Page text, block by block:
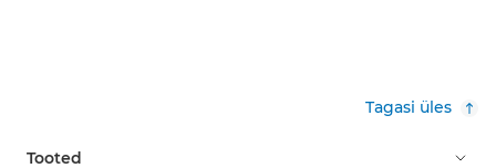
Tagasi üles
Tooted